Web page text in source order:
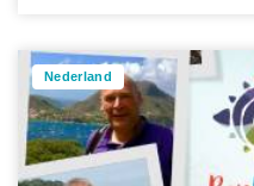
Nederland